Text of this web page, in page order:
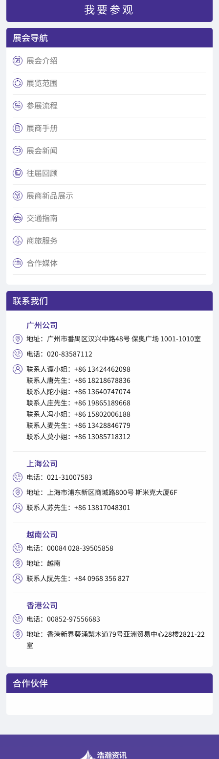
我要参观
展会导航
 展会介绍
 展览范围
 参展流程
 展商手册
 展会新闻
 往届回顾
 展商新品展示
 交通指南
 商旅服务
 合作媒体
联系我们
广州公司
 地址：广州市番禺区汉兴中路48号 保奥广场 1001-1010室
 电话：020-83587112

联系人谭小姐：+86 13424462098
联系人唐先生：+86 18218678836
联系人陀小姐：+86 13640747074
联系人庄先生：+86 19865189668
联系人冯小姐：+86 15802006188
联系人麦先生：+86 13428846779
联系人莫小姐：+86 13085718312
上海公司
 电话：021-31007583
 地址：上海市浦东新区商城路800号 斯米克大厦6F
 联系人苏先生：+86 13817048301
越南公司
 电话：00084 028-39505858
 地址：越南
 联系人阮先生：+84 0968 356 827
香港公司
 电话：00852-97556683

地址：香港新界葵涌梨木道79号亚洲贸易中心28楼2821-22
室
合作伙伴